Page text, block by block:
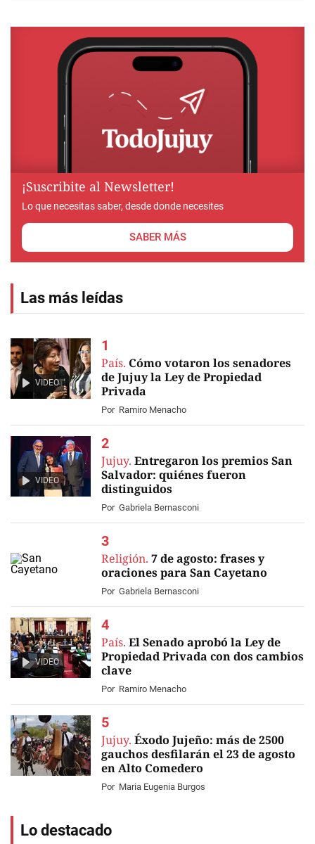
¡Suscribite al Newsletter!
Lo que necesitas saber, desde donde necesites
SABER MÁS
Las más leídas
VIDEO
País. Cómo votaron los senadores
de Jujuy la Ley de Propiedad
Privada
Por Ramiro Menacho
VIDEO
Jujuy. Entregaron los premios San
Salvador: quiénes fueron
distinguidos
Por Gabriela Bernasconi
Religión. 7 de agosto: frases y
oraciones para San Cayetano
Por Gabriela Bernasconi
VIDEO
País. El Senado aprobó la Ley de
Propiedad Privada con dos cambios
clave
Por Ramiro Menacho
Jujuy. Éxodo Jujeño: más de 2500
gauchos desfilarán el 23 de agosto
en Alto Comedero
Por Maria Eugenia Burgos
Lo destacado